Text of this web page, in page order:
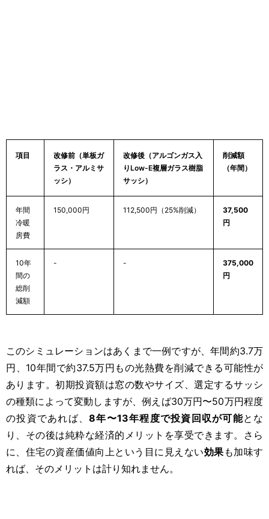
項目
改修前（単板ガ
ラス・アルミサ
ッシ）
改修後（アルゴンガス入
りLow-E複層ガラス樹脂
サッシ）
削減額
（年間）
年間
冷暖
房費
150,000円 112,500円（25%削減）
37,500
円
10年
間の
総削
減額
- -
375,000
円
このシミュレーションはあくまで一例ですが、年間約3.7万
円、10年間で約37.5万円もの光熱費を削減できる可能性が
あります。初期投資額は窓の数やサイズ、選定するサッシ
の種類によって変動しますが、例えば30万円〜50万円程度
の投資であれば、 8年〜13年程度で投資回収が可能とな
り、その後は純粋な経済的メリットを享受できます。さら
に、住宅の資産価値向上という目に見えない効果 も加味す
れば、そのメリットは計り知れません。